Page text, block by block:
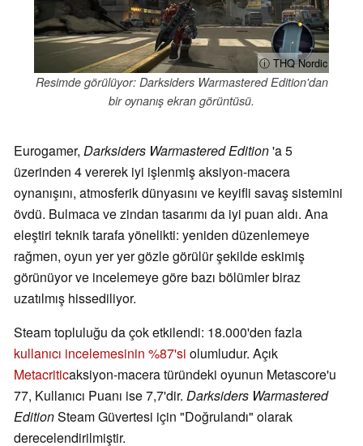
ⓘ THQ Nordic
Resimde görülüyor: Darksiders Warmastered Edition'dan
bir oynanış ekran görüntüsü.
Eurogamer, Darksiders Warmastered Edition'a 5
üzerinden 4 vererek iyi işlenmiş aksiyon-macera
oynanışını, atmosferik dünyasını ve keyifli savaş sistemini
övdü. Bulmaca ve zindan tasarımı da iyi puan aldı. Ana
eleştiri teknik tarafa yönelikti: yeniden düzenlemeye
rağmen, oyun yer yer gözle görülür şekilde eskimiş
görünüyor ve incelemeye göre bazı bölümler biraz
uzatılmış hissediliyor.
Steam topluluğu da çok etkilendi: 18.000'den fazla
kullanıcı incelemesinin %87'si olumludur. Açık
Metacriticaksiyon-macera türündeki oyunun Metascore'u
77, Kullanıcı Puanı ise 7,7'dir. Darksiders Warmastered
EditionSteam Güvertesi için "Doğrulandı" olarak
derecelendirilmiştir.